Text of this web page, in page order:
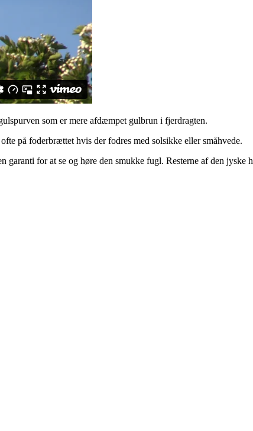
som er mere afdæmpet gulbrun i fjerdragten.
på foderbrættet hvis der fodres med solsikke eller småhvede.
for at se og høre den smukke fugl. Resterne af den jyske